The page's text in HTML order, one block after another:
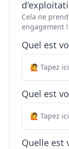
Cela ne
engagement !
Quel est
Quel est
Quelle est